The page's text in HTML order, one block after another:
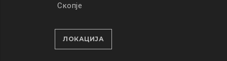
Скопје
ЛОКАЦИЈА